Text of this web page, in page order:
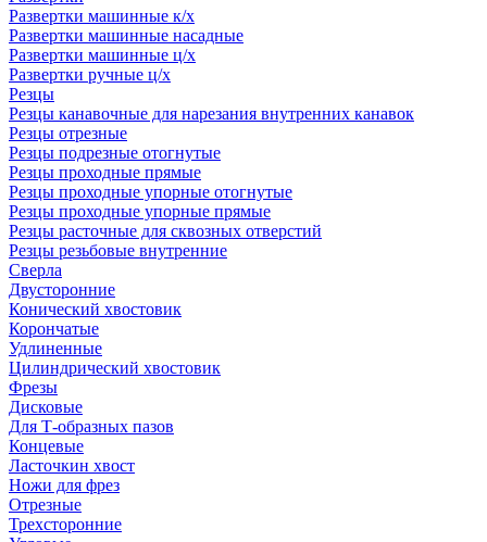
Развертки машинные к/х
Развертки машинные насадные
Развертки машинные ц/х
Развертки ручные ц/х
Резцы
Резцы канавочные для нарезания внутренних канавок
Резцы отрезные
Резцы подрезные отогнутые
Резцы проходные прямые
Резцы проходные упорные отогнутые
Резцы проходные упорные прямые
Резцы расточные для сквозных отверстий
Резцы резьбовые внутренние
Сверла
Двусторонние
Конический хвостовик
Корончатые
Удлиненные
Цилиндрический хвостовик
Фрезы
Дисковые
Для Т-образных пазов
Концевые
Ласточкин хвост
Ножи для фрез
Отрезные
Трехсторонние